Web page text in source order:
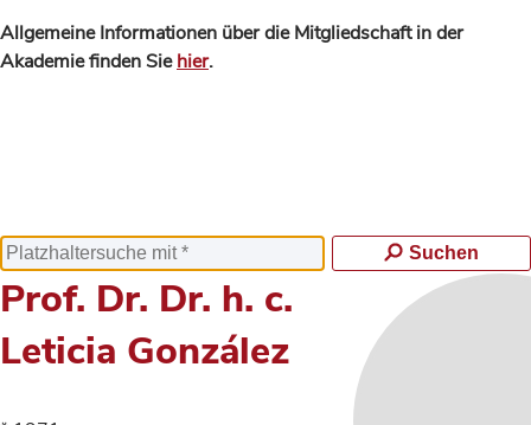
Allgemeine Informationen über die Mitgliedschaft in der
Akademie finden Siehier.
Suchen
Prof. Dr. Dr. h. c.
Leticia González